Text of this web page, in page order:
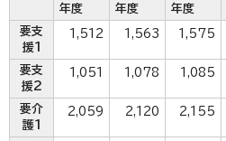
年度
年度
年度
要支
援1
1,512 1,563 1,575
要支
援2
1,051 1,078 1,085
要介
護1
2,059 2,120 2,155